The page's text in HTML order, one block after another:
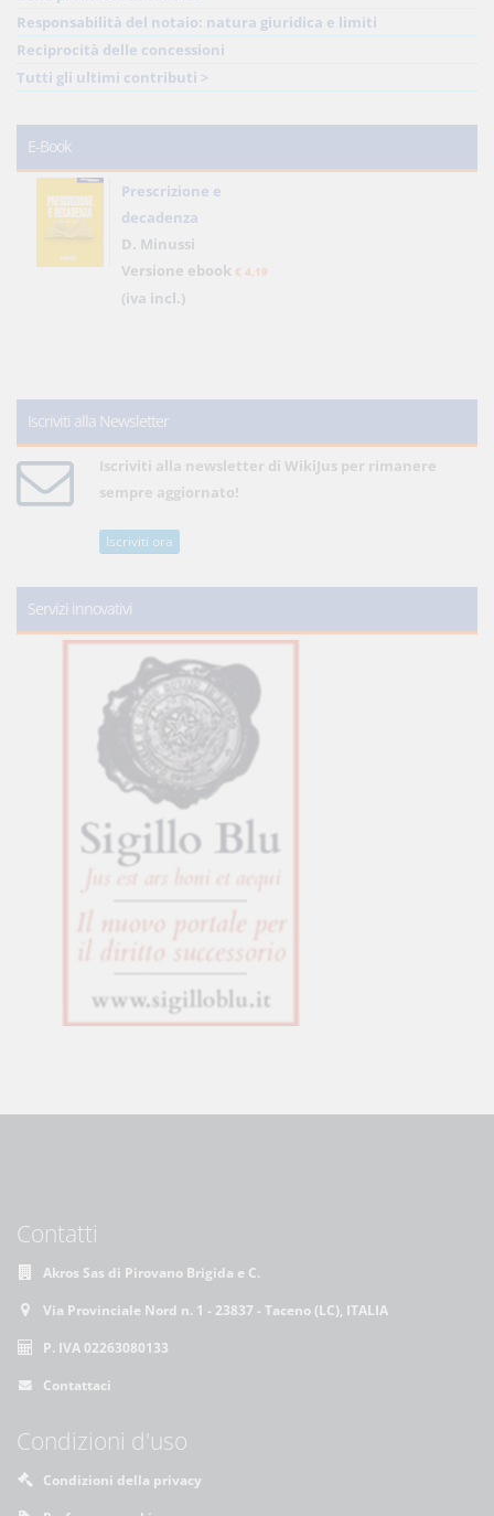
Responsabilità del notaio: natura giuridica e limiti
Reciprocità delle concessioni
Tutti gli ultimi contributi >
E-Book
Prescrizione e
decadenza
D. Minussi
Versione ebook € 4,19
(iva incl.)
Iscriviti alla Newsletter
Iscriviti alla newsletter di WikiJus per rimanere
sempre aggiornato!
Iscriviti ora
Servizi innovativi
Contatti
Akros Sas di Pirovano Brigida e C.
Via Provinciale Nord n. 1 - 23837 - Taceno (LC), ITALIA
P. IVA 02263080133
Contattaci
Condizioni d'uso
Condizioni della privacy